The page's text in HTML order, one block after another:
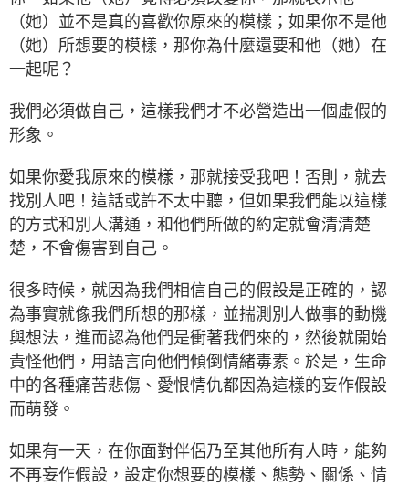
（她）並不是真的喜歡你原來的模樣；如果你不是他
（她）所想要的模樣，那你為什麼還要和他（她）在
一起呢？
我們必須做自己，這樣我們才不必營造出一個虛假的
形象。
如果你愛我原來的模樣，那就接受我吧！否則，就去
找別人吧！這話或許不太中聽，但如果我們能以這樣
的方式和別人溝通，和他們所做的約定就會清清楚
楚，不會傷害到自己。
很多時候，就因為我們相信自己的假設是正確的，認
為事實就像我們所想的那樣，並揣測別人做事的動機
與想法，進而認為他們是衝著我們來的，然後就開始
責怪他們，用語言向他們傾倒情緒毒素。於是，生命
中的各種痛苦悲傷、愛恨情仇都因為這樣的妄作假設
而萌發。
如果有一天，在你面對伴侶乃至其他所有人時，能夠
不再妄作假設，設定你想要的模樣、態勢、關係、情